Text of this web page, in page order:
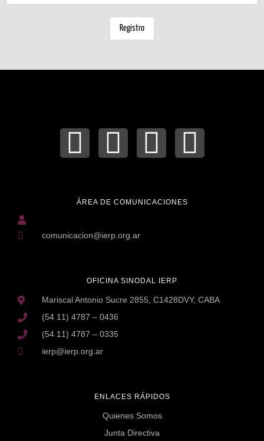
ENLACES RÁPIDOS
Quienes Somos
Junta Directiva
OFICINA SINODAL IERP
Mariscal Antonio Sucre 2855, C1428DVY, CABA
(54 11) 4787 – 0436
(54 11) 4787 – 0335
ierp@ierp.org.ar
ÁREA DE COMUNICACIONES
comunicacion@ierp.org.ar